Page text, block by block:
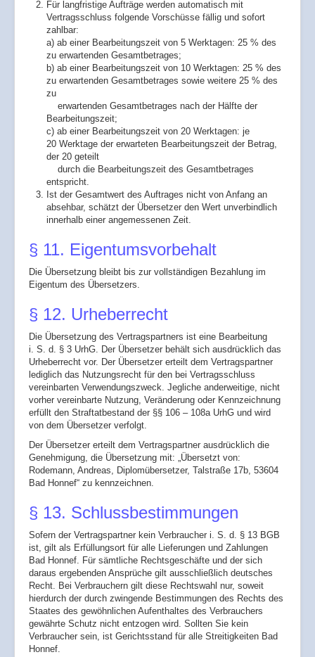
Für langfristige Aufträge werden automatisch mit
Vertragsschluss folgende Vorschüsse fällig und sofort
zahlbar:
a) ab einer Bearbeitungszeit von 5 Werktagen: 25 % des
zu erwartenden Gesamtbetrages;
b) ab einer Bearbeitungszeit von 10 Werktagen: 25 % des
zu erwartenden Gesamtbetrages sowie weitere 25 % des
zu
erwartenden Gesamtbetrages nach der Hälfte der
Bearbeitungszeit;
c) ab einer Bearbeitungszeit von 20 Werktagen: je
20 Werktage der erwarteten Bearbeitungszeit der Betrag,
der 20 geteilt
durch die Bearbeitungszeit des Gesamtbetrages
entspricht.
Ist der Gesamtwert des Auftrages nicht von Anfang an
absehbar, schätzt der Übersetzer den Wert unverbindlich
innerhalb einer angemessenen Zeit.
§ 11. Eigentumsvorbehalt
Die Übersetzung bleibt bis zur vollständigen Bezahlung im
Eigentum des Übersetzers.
§ 12. Urheberrecht
Die Übersetzung des Vertragspartners ist eine Bearbeitung
i. S. d. § 3 UrhG. Der Übersetzer behält sich ausdrücklich das
Urheberrecht vor. Der Übersetzer erteilt dem Vertragspartner
lediglich das Nutzungsrecht für den bei Vertragsschluss
vereinbarten Verwendungszweck. Jegliche anderweitige, nicht
vorher vereinbarte Nutzung, Veränderung oder Kennzeichnung
erfüllt den Straftatbestand der §§ 106 – 108a UrhG und wird
von dem Übersetzer verfolgt.
Der Übersetzer erteilt dem Vertragspartner ausdrücklich die
Genehmigung, die Übersetzung mit: „Übersetzt von:
Rodemann, Andreas, Diplomübersetzer, Talstraße 17b, 53604
Bad Honnef“ zu kennzeichnen.
§ 13. Schlussbestimmungen
Sofern der Vertragspartner kein Verbraucher i. S. d. § 13 BGB
ist, gilt als Erfüllungsort für alle Lieferungen und Zahlungen
Bad Honnef. Für sämtliche Rechtsgeschäfte und der sich
daraus ergebenden Ansprüche gilt ausschließlich deutsches
Recht. Bei Verbrauchern gilt diese Rechtswahl nur, soweit
hierdurch der durch zwingende Bestimmungen des Rechts des
Staates des gewöhnlichen Aufenthaltes des Verbrauchers
gewährte Schutz nicht entzogen wird. Sollten Sie kein
Verbraucher sein, ist Gerichtsstand für alle Streitigkeiten Bad
Honnef.